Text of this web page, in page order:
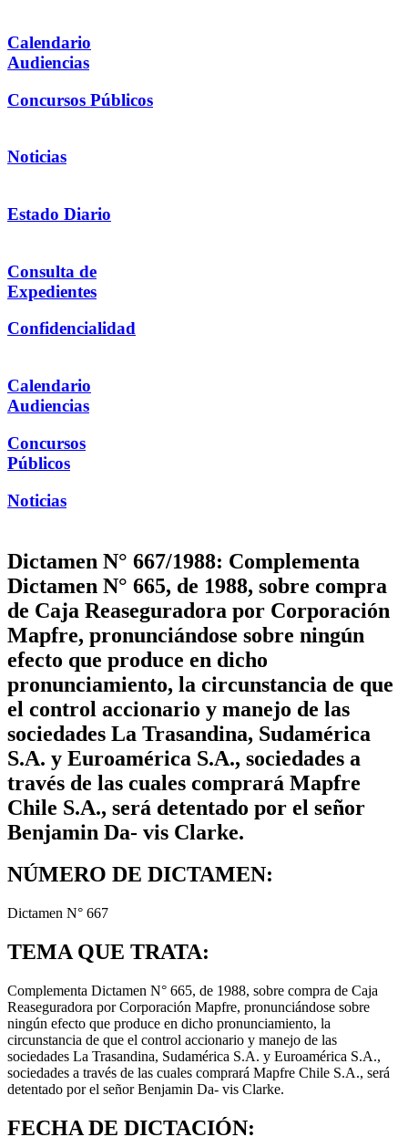
Calendario
Audiencias
Concursos Públicos
Noticias
Estado Diario
Consulta de
Expedientes
Confidencialidad
Calendario
Audiencias
Concursos
Públicos
Noticias
Dictamen N° 667/1988: Complementa
Dictamen N° 665, de 1988, sobre compra
de Caja Reaseguradora por Corporación
Maрfre, pronunciándose sobre ningún
efecto que produce en dicho
pronunciamiento, la circunstancia de que
el control accionario y manejo de las
sociedades La Trasandina, Sudamérica
S.A. y Euroamérica S.A., sociedades a
través de las cuales comprará Mapfre
Chile S.A., será detentado por el señor
Benjamin Da- vis Clarke.
NÚMERO DE DICTAMEN:
Dictamen N° 667
TEMA QUE TRATA:
Complementa Dictamen N° 665, de 1988, sobre compra de Caja
Reaseguradora por Corporación Maрfre, pronunciándose sobre
ningún efecto que produce en dicho pronunciamiento, la
circunstancia de que el control accionario y manejo de las
sociedades La Trasandina, Sudamérica S.A. y Euroamérica S.A.,
sociedades a través de las cuales comprará Mapfre Chile S.A., será
detentado por el señor Benjamin Da- vis Clarke.
FECHA DE DICTACIÓN: